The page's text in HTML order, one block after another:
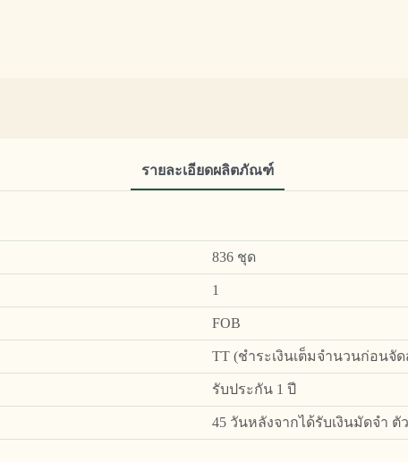
รายละเอียดผลิตภัณฑ์
836 ชุด
1
FOB
TT (ชำระเงินเต็มจำนวนก่อนจั
รับประกัน 1 ปี
45 วันหลังจากได้รับเงินมัดจำ